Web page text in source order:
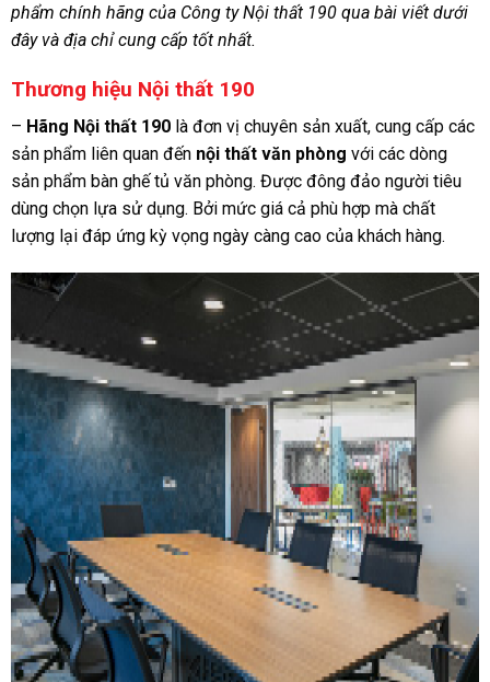
phẩm chính hãng của Công ty Nội thất 190 qua bài viết dưới
đây và địa chỉ cung cấp tốt nhất.
Thương hiệu Nội thất 190
– Hãng Nội thất 190là đơn vị chuyên sản xuất, cung cấp các
sản phẩm liên quan đến nội thất văn phòng với các dòng
sản phẩm bàn ghế tủ văn phòng. Được đông đảo người tiêu
dùng chọn lựa sử dụng. Bởi mức giá cả phù hợp mà chất
lượng lại đáp ứng kỳ vọng ngày càng cao của khách hàng.